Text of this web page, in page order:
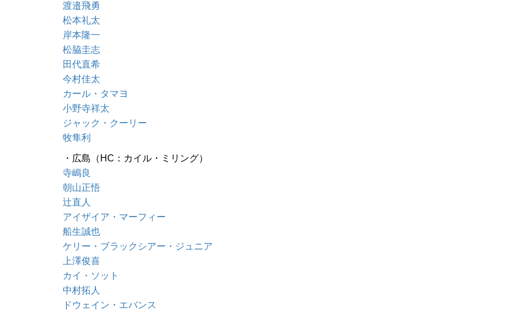
渡邉飛勇
松本礼太
岸本隆一
松脇圭志
田代直希
今村佳太
カール・タマヨ
小野寺祥太
ジャック・クーリー
牧隼利
・広島（HC：カイル・ミリング）
寺嶋良
朝山正悟
辻直人
アイザイア・マーフィー
船生誠也
ケリー・ブラックシアー・ジュニア
上澤俊喜
カイ・ソット
中村拓人
ドウェイン・エバンス